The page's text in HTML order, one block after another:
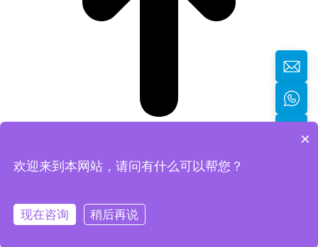
×
欢迎来到本网站，请问有什么可以帮您？
现在咨询 稍后再说